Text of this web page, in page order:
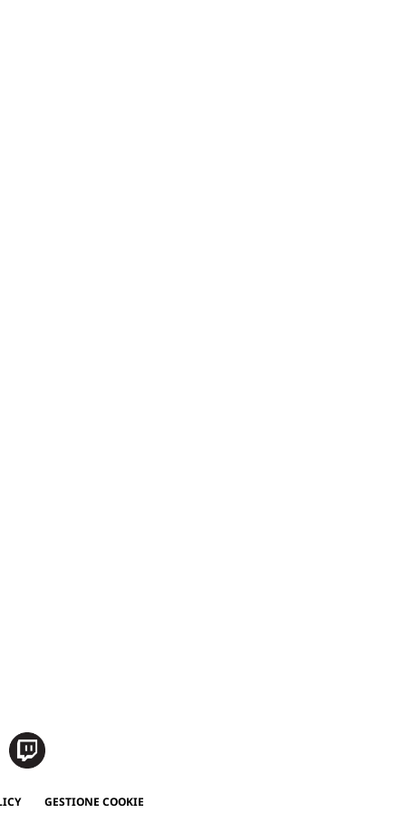
GESTIONE COOKIE